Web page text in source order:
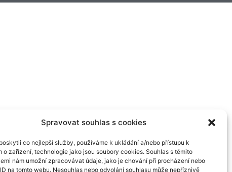
Spravovat souhlas s cookies
co nejlepší služby, používáme k ukládání a/nebo přístupu k
o zařízení, technologie jako jsou soubory cookies. Souhlas s těmito
nám umožní zpracovávat údaje, jako je chování při procházení nebo
na tomto webu. Nesouhlas nebo odvolání souhlasu může nepříznivě